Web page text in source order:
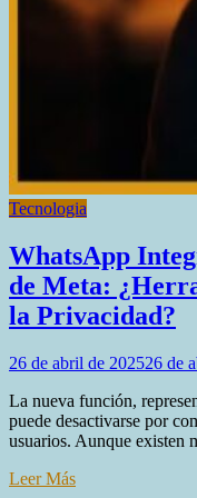
Tecnologia
WhatsApp
de Meta:
la Privacidad?
26 de abril de 202526 de
La nueva función,
puede desactivarse por
usuarios. Aunque existen
Leer Más